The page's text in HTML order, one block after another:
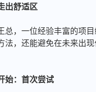
出舒适区
总，一位经验丰富的项
法，还能避免在未来出
始：首次尝试